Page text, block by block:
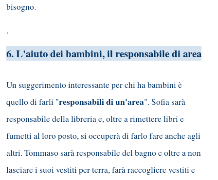
bisogno.
.
6. L'aiuto dei bambini, il responsabile di area
Un suggerimento interessante per chi ha bambini è
quello di farli "responsabili di un'area". Sofia sarà
responsabile della libreria e, oltre a rimettere libri e
fumetti al loro posto, si occuperà di farlo fare anche agli
altri. Tommaso sarà responsabile del bagno e oltre a non
lasciare i suoi vestiti per terra, farà raccogliere vestiti e